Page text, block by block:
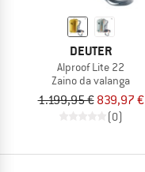
DEUTER
Alproof Lite 22
Zaino da valanga
1.199,95 € 839,97 €
(0)